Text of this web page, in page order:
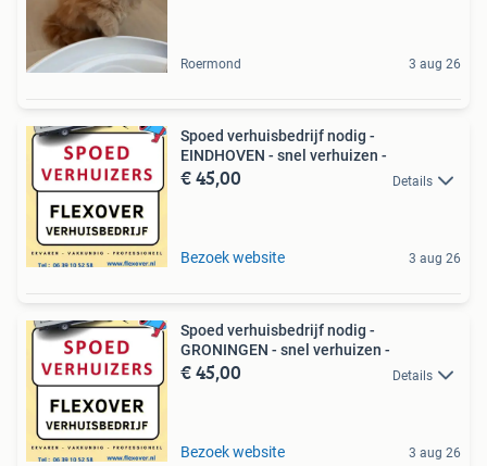
Roermond 3 aug 26
Spoed verhuisbedrijf nodig -
EINDHOVEN - snel verhuizen -
€ 45,00 Details
Bezoek website 3 aug 26
Spoed verhuisbedrijf nodig -
GRONINGEN - snel verhuizen -
€ 45,00 Details
Bezoek website 3 aug 26